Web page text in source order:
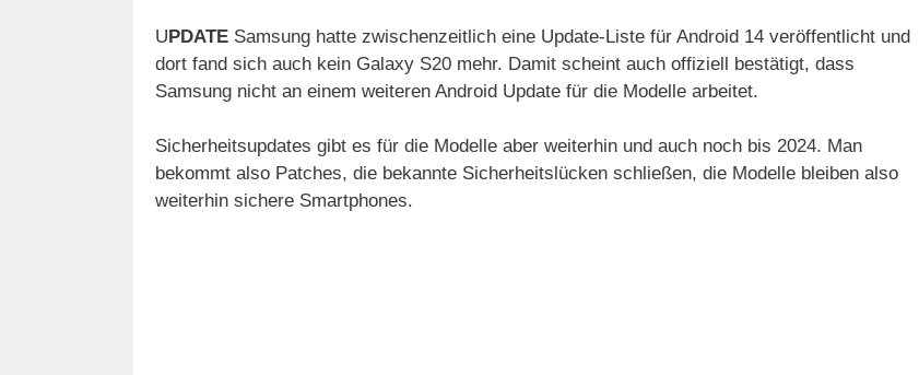
UPDATE Samsung hatte zwischenzeitlich eine Update-Liste für Android 14 veröffentlicht und
dort fand sich auch kein Galaxy S20 mehr. Damit scheint auch offiziell bestätigt, dass
Samsung nicht an einem weiteren Android Update für die Modelle arbeitet.
Sicherheitsupdates gibt es für die Modelle aber weiterhin und auch noch bis 2024. Man
bekommt also Patches, die bekannte Sicherheitslücken schließen, die Modelle bleiben also
weiterhin sichere Smartphones.